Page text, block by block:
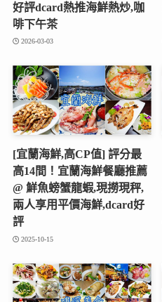
好評dcard熱推海鮮熱炒,咖
啡下午茶
2026-03-03
[宜蘭海鮮,高CP值] 評分最
高14間！宜蘭海鮮餐廳推薦
@ 鮮魚螃蟹龍蝦,現撈現秤,
兩人享用平價海鮮,dcard好
評
2025-10-15